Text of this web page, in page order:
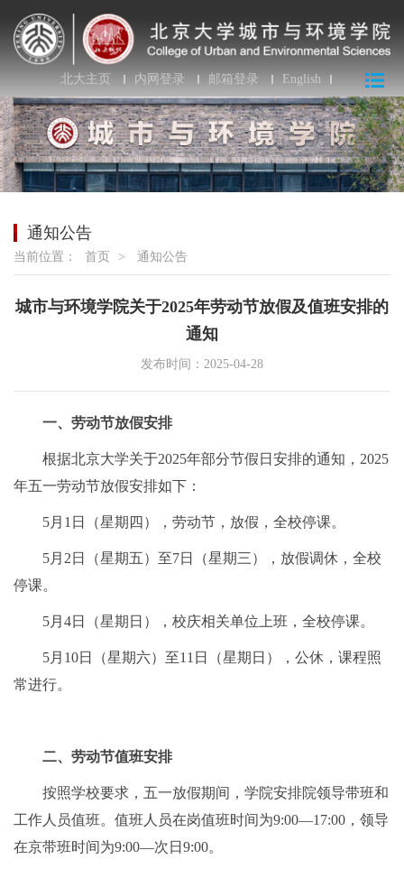
北大主页 内网登录 邮箱登录 English
通知公告
当前位置： 首页 > 通知公告
城市与环境学院关于2025年劳动节放假及值班安排的
通知
发布时间：2025-04-28
一、劳动节放假安排
根据北京大学关于2025年部分节假日安排的通知，2025
年五一劳动节放假安排如下：
5月1日（星期四），劳动节，放假，全校停课。
5月2日（星期五）至7日（星期三），放假调休，全校
停课。
5月4日（星期日），校庆相关单位上班，全校停课。
5月10日（星期六）至11日（星期日），公休，课程照
常进行。
二、劳动节值班安排
按照学校要求，五一放假期间，学院安排院领导带班和
工作人员值班。值班人员在岗值班时间为9:00—17:00，领导
在京带班时间为9:00—次日9:00。